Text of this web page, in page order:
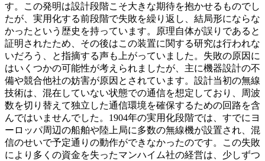
す。この発明は設計段階こそ大きな期待を抱かせるものでし
たが、実用化する前段階で失敗を繰り返し、結局形にならな
かったという歴史を持っています。原理自体が誤りであると
証明されたため、その後はこの装置に関する研究は行われな
いだろう、と指摘する声も上がっていました。失敗の原因に
はいくつかの可能性が考えられましたが、主に機器設計の不
備や競合他社の妨害が原因とされています。設計当初の無線
技術は、混在していない状態での通信を想定しており、周波
数を切り替えて独立した通信環境を確保するための回路を含
んではいませんでした。1904年の実用化段階では、すでにヨ
ーロッパ周辺の船舶や陸上局に多数の無線機が設置され、混
信のせいで予定通りの動作ができなかったのです。この失敗
により多くの資金を失ったマンハイム社の経営は、少しずつ